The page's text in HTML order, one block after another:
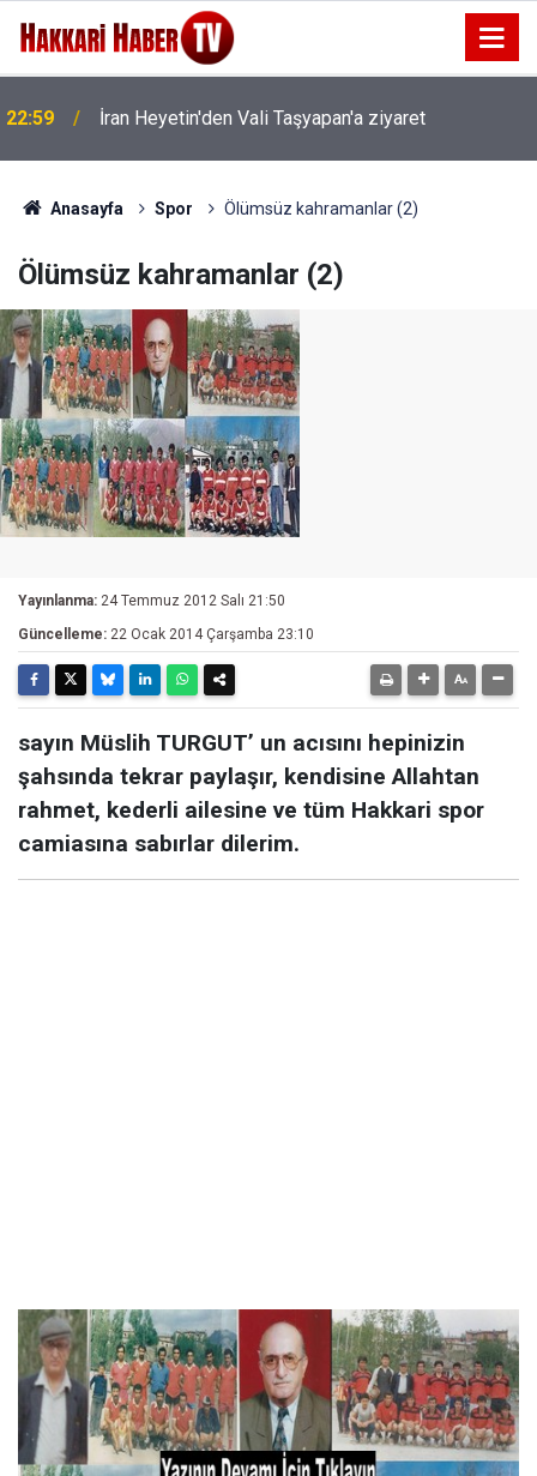
22:59 İran Heyetin'den Vali Taşyapan'a ziyaret
Anasayfa Spor Ölümsüz kahramanlar (2)
Ölümsüz kahramanlar (2)
Yayınlanma: 24 Temmuz 2012 Salı 21:50
Güncelleme: 22 Ocak 2014 Çarşamba 23:10
sayın Müslih TURGUT’ un acısını hepinizin
şahsında tekrar paylaşır, kendisine Allahtan
rahmet, kederli ailesine ve tüm Hakkari spor
camiasına sabırlar dilerim.